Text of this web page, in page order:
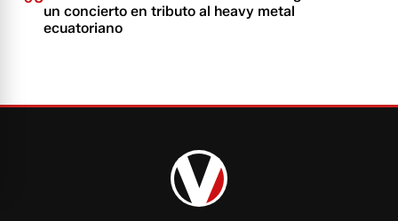
un concierto en tributo al heavy metal
ecuatoriano